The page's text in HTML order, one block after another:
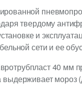
твердому
и
сети и ее
40 мм
мороз